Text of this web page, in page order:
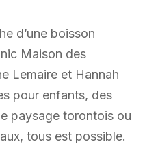
d’une boisson
Maison des
Lemaire et Hannah
pour enfants, des
paysage torontois ou
tous est possible.